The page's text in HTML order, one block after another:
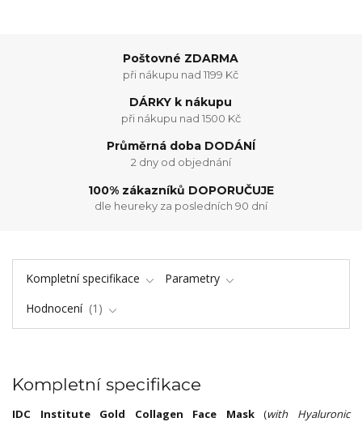
Poštovné ZDARMA
při nákupu nad 1199 Kč
DÁRKY k nákupu
při nákupu nad 1500 Kč
Průměrná doba DODÁNÍ
2 dny od objednání
100% zákazníků DOPORUČUJE
dle heureky za posledních 90 dní
Kompletní specifikace
Parametry
Hodnocení
1
Kompletní specifikace
IDC Institute Gold Collagen Face Mask(with Hyaluronic